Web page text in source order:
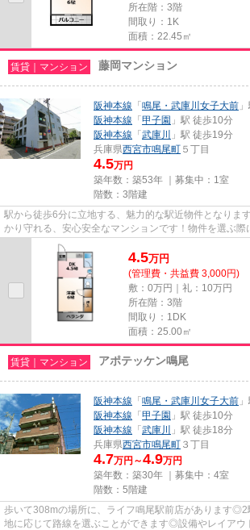
所在階：3階
間取り：1K
面積：22.45㎡
賃貸｜マンション 藤岡マンション
阪神本線 「 鳴尾・武庫川女子大前
阪神本線 「 甲子園 」駅 徒歩10分
阪神本線 「 武庫川
」駅 徒歩19分
兵庫県西宮市鳴尾町 ５丁目
4.5万円
築年数：築53年 ｜募集中： 1室
階数：3階建
駅から徒歩6分に立地する、魅力的な駅近物件となりま
かり守れる、安心安全なマンションです！物件を選ぶ際
を探したいですね！今回はそん...
4.5万円
(管理費・共益費 3,000円)
敷：0万円｜礼：10万円
所在階：3階
間取り：1DK
面積：25.00㎡
賃貸｜マンション アポテッケン鳴尾
阪神本線 「 鳴尾・武庫川女子大前
阪神本線 「 甲子園 」駅 徒歩10分
阪神本線 「 武庫川
」駅 徒歩18分
兵庫県西宮市鳴尾町 ３丁目
4.7万円～4.9万円
築年数：築30年 ｜募集中： 4室
階数：5階建
歩いて308mの場所に、ライフ鳴尾駅前店があります◎2
地に応じて路線を選ぶことができます◎設備やレイアウ